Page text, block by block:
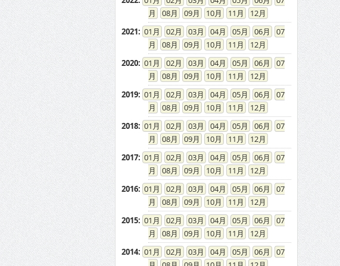
08
09 10 11
12
2021: 01 02 03 04 05 06
07
08
09 10 11
12
2020: 01 02 03 04 05 06
07
08
09 10 11
12
2019: 01 02 03 04 05 06
07
08
09 10 11
12
2018: 01 02 03 04 05 06
07
08
09 10 11
12
2017: 01 02 03 04 05 06
07
08
09 10 11
12
2016: 01 02 03 04 05 06
07
08
09 10 11
12
2015: 01 02 03 04 05 06
07
08
09 10 11
12
2014: 01 02 03 04 05 06
07